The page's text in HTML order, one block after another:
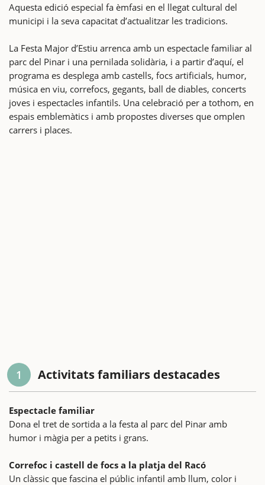
Aquesta edició especial fa èmfasi en el llegat cultural del
municipi i la seva capacitat d’actualitzar les tradicions.
La Festa Major d’Estiu arrenca amb un espectacle familiar al
parc del Pinar i una pernilada solidària, i a partir d’aquí, el
programa es desplega amb castells, focs artificials, humor,
música en viu, correfocs, gegants, ball de diables, concerts
joves i espectacles infantils. Una celebració per a tothom, en
espais emblemàtics i amb propostes diverses que omplen
carrers i places.
1 Activitats familiars destacades
Espectacle familiar
Dona el tret de sortida a la festa al parc del Pinar amb
humor i màgia per a petits i grans.
Correfoc i castell de focs a la platja del Racó
Un clàssic que fascina el públic infantil amb llum, color i